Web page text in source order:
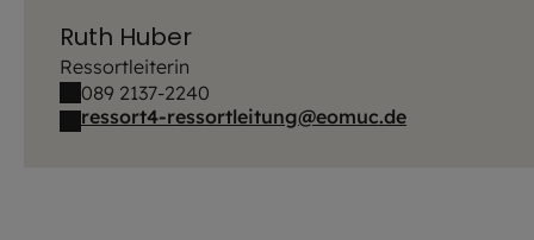
Ruth Huber
Ressortleiterin
089 2137-2240
ressort4-ressortleitung@eomuc.de